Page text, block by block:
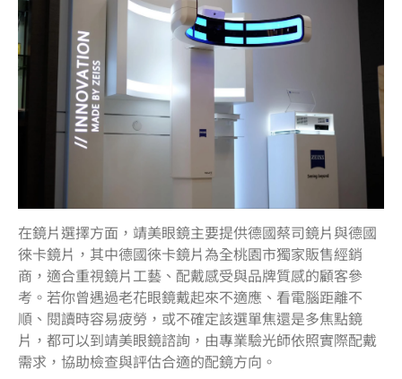
在鏡片選擇方面，靖美眼鏡主要提供德國蔡司鏡片與德國
徠卡鏡片，其中德國徠卡鏡片為全桃園市獨家販售經銷
商，適合重視鏡片工藝、配戴感受與品牌質感的顧客參
考。若你曾遇過老花眼鏡戴起來不適應、看電腦距離不
順、閱讀時容易疲勞，或不確定該選單焦還是多焦點鏡
片，都可以到靖美眼鏡諮詢，由專業驗光師依照實際配戴
需求，協助檢查與評估合適的配鏡方向。